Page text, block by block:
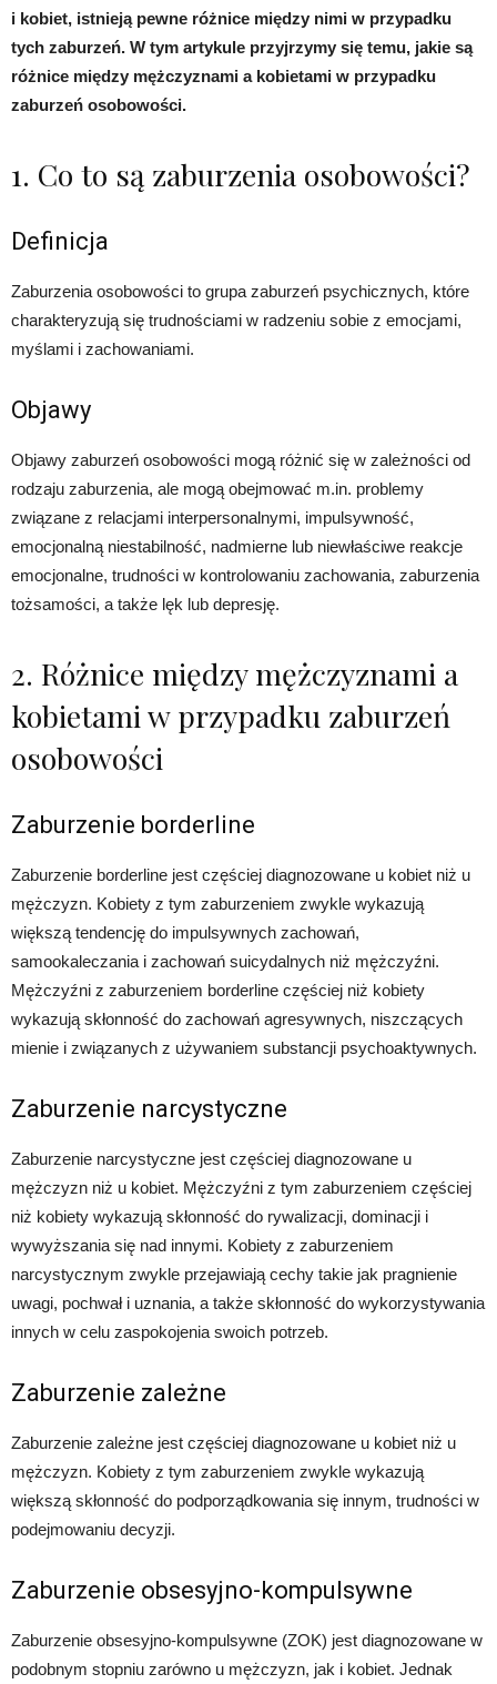
i kobiet, istnieją pewne różnice między nimi w przypadku
tych zaburzeń. W tym artykule przyjrzymy się temu, jakie są
różnice między mężczyznami a kobietami w przypadku
zaburzeń osobowości.
1. Co to są zaburzenia osobowości?
Definicja
Zaburzenia osobowości to grupa zaburzeń psychicznych, które
charakteryzują się trudnościami w radzeniu sobie z emocjami,
myślami i zachowaniami.
Objawy
Objawy zaburzeń osobowości mogą różnić się w zależności od
rodzaju zaburzenia, ale mogą obejmować m.in. problemy
związane z relacjami interpersonalnymi, impulsywność,
emocjonalną niestabilność, nadmierne lub niewłaściwe reakcje
emocjonalne, trudności w kontrolowaniu zachowania, zaburzenia
tożsamości, a także lęk lub depresję.
2. Różnice między mężczyznami a
kobietami w przypadku zaburzeń
osobowości
Zaburzenie borderline
Zaburzenie borderline jest częściej diagnozowane u kobiet niż u
mężczyzn. Kobiety z tym zaburzeniem zwykle wykazują
większą tendencję do impulsywnych zachowań,
samookaleczania i zachowań suicydalnych niż mężczyźni.
Mężczyźni z zaburzeniem borderline częściej niż kobiety
wykazują skłonność do zachowań agresywnych, niszczących
mienie i związanych z używaniem substancji psychoaktywnych.
Zaburzenie narcystyczne
Zaburzenie narcystyczne jest częściej diagnozowane u
mężczyzn niż u kobiet. Mężczyźni z tym zaburzeniem częściej
niż kobiety wykazują skłonność do rywalizacji, dominacji i
wywyższania się nad innymi. Kobiety z zaburzeniem
narcystycznym zwykle przejawiają cechy takie jak pragnienie
uwagi, pochwał i uznania, a także skłonność do wykorzystywania
innych w celu zaspokojenia swoich potrzeb.
Zaburzenie zależne
Zaburzenie zależne jest częściej diagnozowane u kobiet niż u
mężczyzn. Kobiety z tym zaburzeniem zwykle wykazują
większą skłonność do podporządkowania się innym, trudności w
podejmowaniu decyzji.
Zaburzenie obsesyjno-kompulsywne
Zaburzenie obsesyjno-kompulsywne (ZOK) jest diagnozowane w
podobnym stopniu zarówno u mężczyzn, jak i kobiet. Jednak